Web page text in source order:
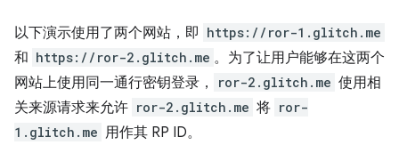
以下演示使用了两个网站，即 https://ror-1.glitch.me
和 https://ror-2.glitch.me 。为了让用户能够在这两个
网站上使用同一通行密钥登录，
ror-2.glitch.me 使用相
关来源请求来允许 ror-2.glitch.me 将 ror-
1.glitch.me 用作其 RP ID。